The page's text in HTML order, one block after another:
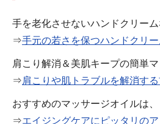
手を老化させないハンドクリーム
⇒手元の若さを保つハンドクリ
肩こり解消＆美肌キープの簡単マ
⇒肩こりや肌トラブルを解消す
おすすめのマッサージオイルは、
⇒エイジングケアにピッタリの